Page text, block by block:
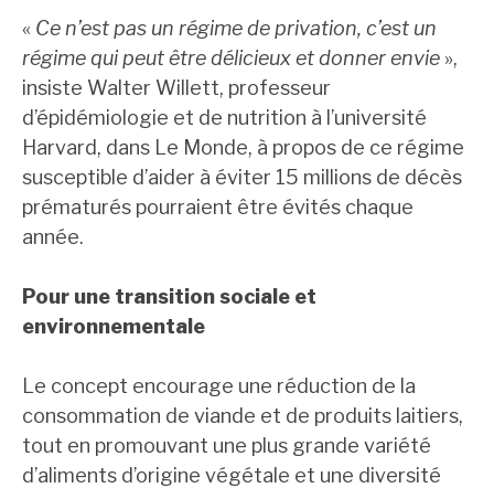
« Ce n’est pas un régime de privation, c’est un
régime qui peut être délicieux et donner envie »,
insiste Walter Willett, professeur
d’épidémiologie et de nutrition à l’université
Harvard, dans Le Monde, à propos de ce régime
susceptible d’aider à éviter 15 millions de décès
prématurés pourraient être évités chaque
année.
Pour une transition sociale et
environnementale
Le concept encourage une réduction de la
consommation de viande et de produits laitiers,
tout en promouvant une plus grande variété
d’aliments d’origine végétale et une diversité